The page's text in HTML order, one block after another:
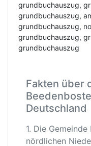
grundbuchauszug,
grundbuchauszug,
grundbuchauszug,
grundbuchauszug,
grundbuchauszug
Fakten über
Deutschland
1. Die
nördlichen